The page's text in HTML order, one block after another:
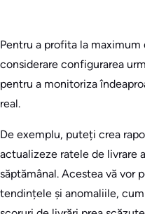
Pentru a profita la maximum
considerare configurarea
pentru a monitoriza
real.
De exemplu, puteți crea
actualizeze ratele de livrare
săptămânal. Acestea vă vor
tendințele și anomaliile,